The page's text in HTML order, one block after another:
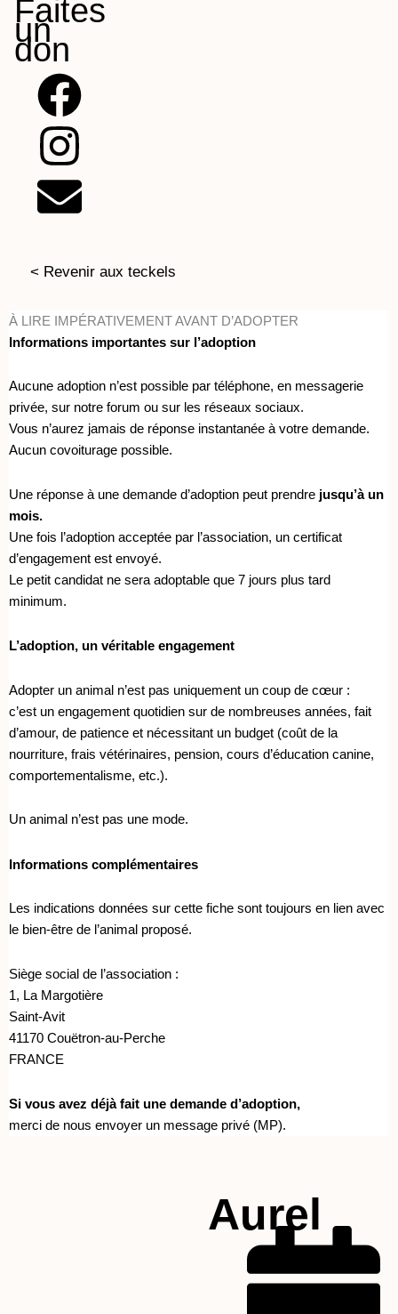
Faites
un
don
F
a
c
e
b
o
o
k
I
n
s
t
a
g
r
a
m
E
n
v
e
l
o
p
e
< Revenir aux teckels
À LIRE IMPÉRATIVEMENT AVANT D’ADOPTER
Informations importantes sur l’adoption
Aucune adoption n’est possible par téléphone, en messagerie
privée, sur notre forum ou sur les réseaux sociaux.
Vous n’aurez jamais de réponse instantanée à votre demande.
Aucun covoiturage possible.
Une réponse à une demande d’adoption peut prendre jusqu’à un
mois.
Une fois l’adoption acceptée par l’association, un certificat
d’engagement est envoyé.
Le petit candidat ne sera adoptable que 7 jours plus tard
minimum.
L’adoption, un véritable engagement
Adopter un animal n’est pas uniquement un coup de cœur :
c’est un engagement quotidien sur de nombreuses années, fait
d’amour, de patience et nécessitant un budget (coût de la
nourriture, frais vétérinaires, pension, cours d’éducation canine,
comportementalisme, etc.).
Un animal n’est pas une mode.
Informations complémentaires
Les indications données sur cette fiche sont toujours en lien avec
le bien-être de l’animal proposé.
Siège social de l’association :
1, La Margotière
Saint-Avit
41170 Couëtron-au-Perche
FRANCE
Si vous avez déjà fait une demande d’adoption,
merci de nous envoyer un message privé (MP).
Aurel